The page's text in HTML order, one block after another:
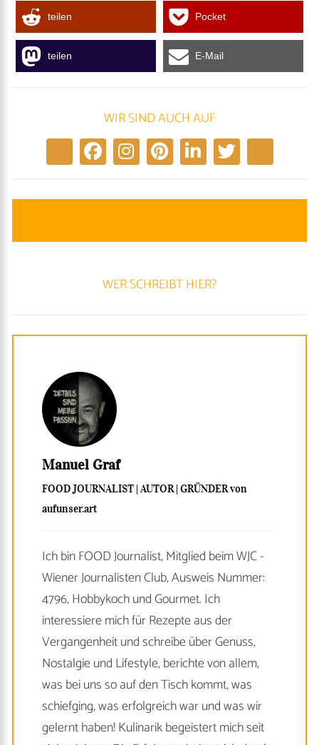
teilen Pocket
teilen E-Mail
WIR SIND AUCH AUF
WER SCHREIBT HIER?
Manuel Graf
FOOD JOURNALIST | AUTOR | GRÜNDER von
aufunser.art
Ich bin FOOD Journalist, Mitglied beim WJC -
Wiener Journalisten Club, Ausweis Nummer:
4796, Hobbykoch und Gourmet. Ich
interessiere mich für Rezepte aus der
Vergangenheit und schreibe über Genuss,
Nostalgie und Lifestyle, berichte von allem,
was bei uns so auf den Tisch kommt, was
schiefging, was erfolgreich war und was wir
gelernt haben! Kulinarik begeistert mich seit